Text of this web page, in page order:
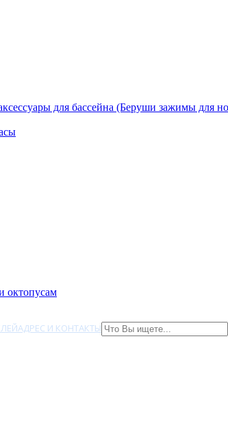
для бассейна (Беруши зажимы для
октопусам
АДРЕС И КОНТАКТЫ